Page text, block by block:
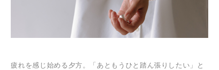
疲れを感じ始める夕方。「あともうひと踏ん張りしたい」と